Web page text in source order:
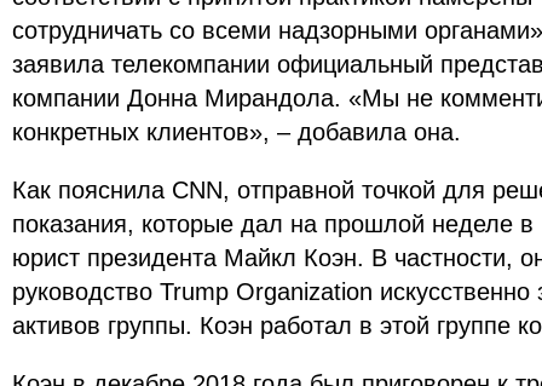
сотрудничать со всеми надзорными
заявила телекомпании официальный
компании Донна Мирандола. «Мы не
конкретных клиентов», – добавила она.
Как пояснила CNN, отправной точкой для
показания, которые дал на прошлой неделе
юрист президента Майкл Коэн. В частности,
руководство Trump Organization
активов группы. Коэн работал в этой группе